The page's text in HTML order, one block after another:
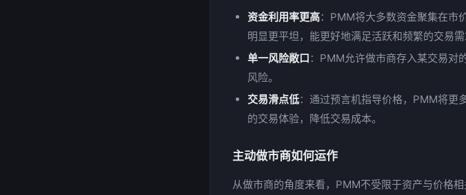
资金利用率更高：PMM将大多数资金聚集在市
明显更平坦，能更好地满足活跃和频繁的交易需
单一风险敞口：PMM允许做市商存入某交易对
风险。
交易滑点低：通过预言机指导价格，PMM将更
的交易体验，降低交易成本。
主动做市商如何运作
从做市商的角度来看，PMM不受限于资产与价格